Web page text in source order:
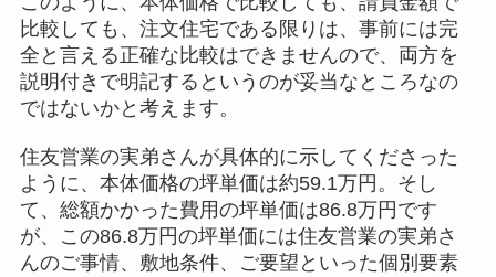
比較しても、注文住宅である限りは、事前には完
全と言える正確な比較はできませんので、両方を
説明付きで明記するというのが妥当なところなの
ではないかと考えます。
住友営業の実弟さんが具体的に示してくださった
ように、本体価格の坪単価は約59.1万円。そし
て、総額かかった費用の坪単価は86.8万円です
が、この86.8万円の坪単価には住友営業の実弟さ
んのご事情、敷地条件、ご要望といった個別要素